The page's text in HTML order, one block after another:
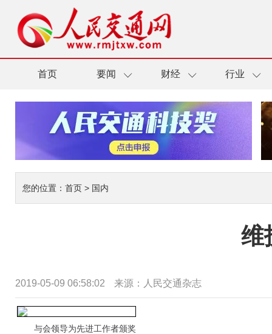
首页 要闻 财经 行业
您的位置： 首页 > 国内
维
2019-05-09 06:58:02 来源：人民交通杂志
与会领导为先进工作者颁奖